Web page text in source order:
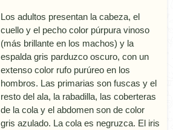
Los adultos presentan la cabeza, el
cuello y el pecho color púrpura vinoso
(más brillante en los machos) y la
espalda gris parduzco oscuro, con un
extenso color rufo purúreo en los
hombros. Las primarias son fuscas y el
resto del ala, la rabadilla, las coberteras
de la cola y el abdomen son de color
gris azulado. La cola es negruzca. El iris